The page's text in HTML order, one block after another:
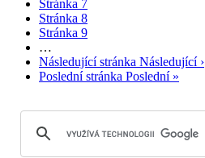
Stránka 7
Stránka 8
Stránka 9
…
Následující stránka Následující ›
Poslední stránka Poslední »